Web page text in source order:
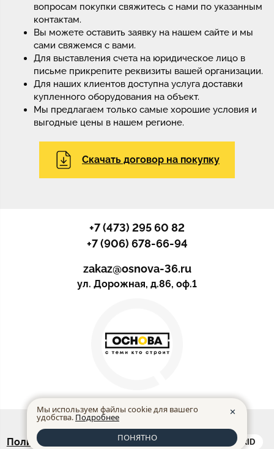
вопросам покупки свяжитесь с нами по указанным
контактам.
Вы можете оставить заявку на нашем сайте и мы
сами свяжемся с вами.
Для выставления счета на юридическое лицо в
письме прикрепите реквизиты вашей организации.
Для наших клиентов доступна услуга доставки
купленного оборудования на объект.
Мы предлагаем только самые хорошие условия и
выгодные цены в нашем регионе.
Скачать договор на покупку
+7 (473) 295 60 82
+7 (906) 678-66-94
zakaz@osnova-36.ru
ул. Дорожная, д.86, оф.1
© ООО “ОСНОВА” 2026
Политика конфиденциальности
made in INTRID
Мы используем файлы cookie для вашего
удобства. Подробнее
✕
ПОНЯТНО